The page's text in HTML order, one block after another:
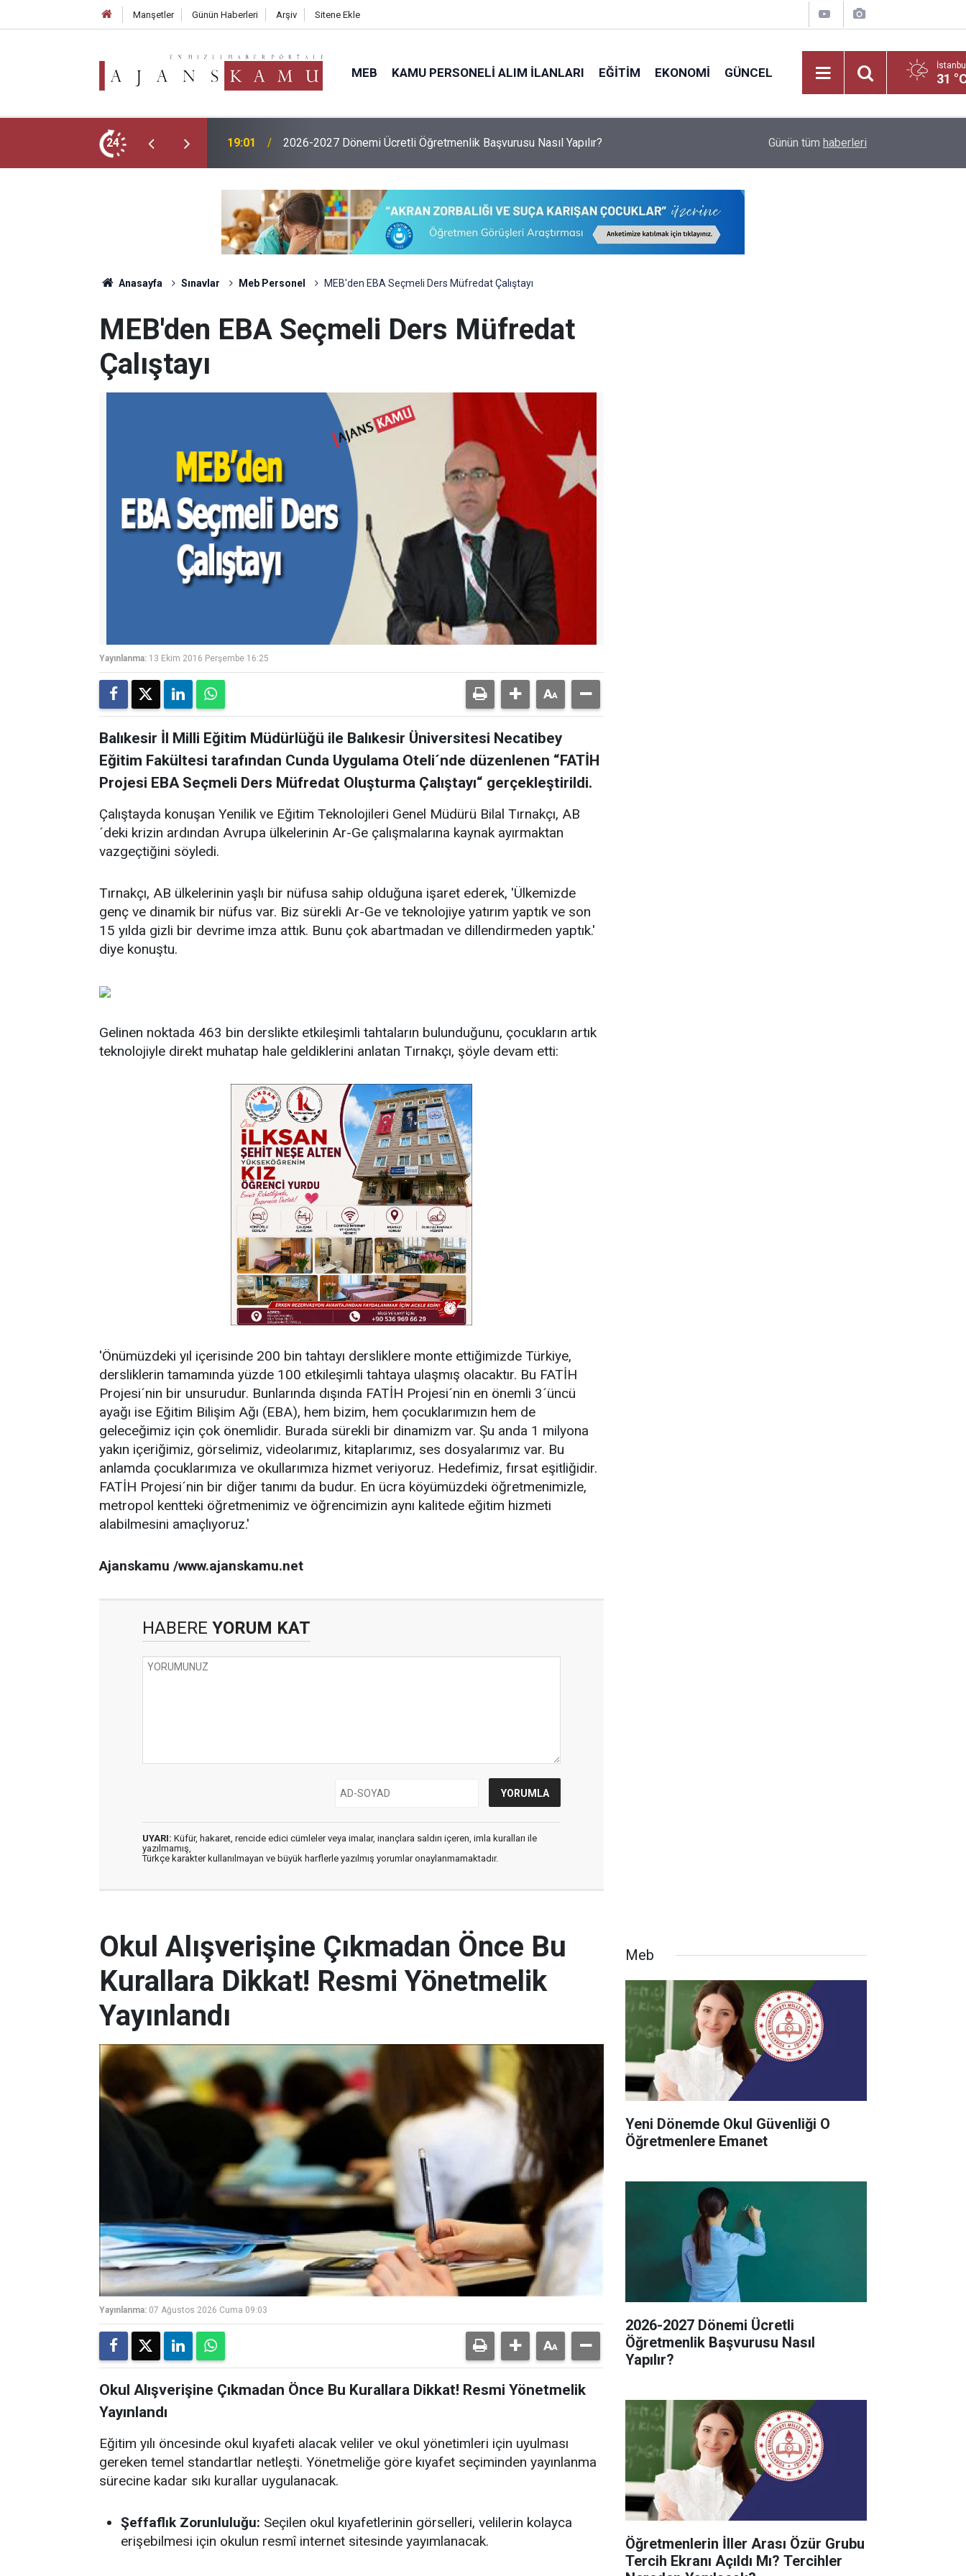
Manşetler Günün Haberleri Arşiv Sitene Ekle
MEB KAMU PERSONELI ALIM İLANLARI EĞITIM EKONOMI GÜNCEL 31
24
Başvurusu Nasıl Yapılır? 17:02
TMO 2026 Sezonu Fındık Alım Fiyatlarını Açıkladı: Giresun 255 TL, Levant
250 TL
Nereden Yapılacak?
Günün tüm haberleri
Anasayfa Sınavlar Meb Personel MEB'den EBA Seçmeli Ders Müfredat Çalıştayı
MEB'den EBA Seçmeli Ders Müfredat
Çalıştayı
Yayınlanma: 13 Ekim 2016 Perşembe 16:25
Balıkesir İl Milli Eğitim Müdürlüğü ile Balıkesir Üniversitesi Necatibey
Eğitim Fakültesi tarafından Cunda Uygulama Oteli´nde düzenlenen “FATİH
Projesi EBA Seçmeli Ders Müfredat Oluşturma Çalıştayı“ gerçekleştirildi.
Çalıştayda konuşan Yenilik ve Eğitim Teknolojileri Genel Müdürü Bilal Tırnakçı, AB
´deki krizin ardından Avrupa ülkelerinin Ar-Ge çalışmalarına kaynak ayırmaktan
vazgeçtiğini söyledi.
Tırnakçı, AB ülkelerinin yaşlı bir nüfusa sahip olduğuna işaret ederek, 'Ülkemizde
genç ve dinamik bir nüfus var. Biz sürekli Ar-Ge ve teknolojiye yatırım yaptık ve son
15 yılda gizli bir devrime imza attık. Bunu çok abartmadan ve dillendirmeden yaptık.'
diye konuştu.
Gelinen noktada 463 bin derslikte etkileşimli tahtaların bulunduğunu, çocukların artık
teknolojiyle direkt muhatap hale geldiklerini anlatan Tırnakçı, şöyle devam etti:
'Önümüzdeki yıl içerisinde 200 bin tahtayı dersliklere monte ettiğimizde Türkiye,
dersliklerin tamamında yüzde 100 etkileşimli tahtaya ulaşmış olacaktır. Bu FATİH
Projesi´nin bir unsurudur. Bunlarında dışında FATİH Projesi´nin en önemli 3´üncü
ayağı ise Eğitim Bilişim Ağı (EBA), hem bizim, hem çocuklarımızın hem de
geleceğimiz için çok önemlidir. Burada sürekli bir dinamizm var. Şu anda 1 milyona
yakın içeriğimiz, görselimiz, videolarımız, kitaplarımız, ses dosyalarımız var. Bu
anlamda çocuklarımıza ve okullarımıza hizmet veriyoruz. Hedefimiz, fırsat eşitliğidir.
FATİH Projesi´nin bir diğer tanımı da budur. En ücra köyümüzdeki öğretmenimizle,
metropol kentteki öğretmenimiz ve öğrencimizin aynı kalitede eğitim hizmeti
alabilmesini amaçlıyoruz.'
Ajanskamu /www.ajanskamu.net
HABERE YORUM KAT
UYARI: Küfür, hakaret, rencide edici cümleler veya imalar, inançlara saldırı içeren, imla kuralları ile
yazılmamış,
Türkçe karakter kullanılmayan ve büyük harflerle yazılmış yorumlar onaylanmamaktadır.
Okul Alışverişine Çıkmadan Önce Bu
Kurallara Dikkat! Resmi Yönetmelik
Yayınlandı
Yayınlanma: 07 Ağustos 2026 Cuma 09:03
Okul Alışverişine Çıkmadan Önce Bu Kurallara Dikkat! Resmi Yönetmelik
Yayınlandı
Eğitim yılı öncesinde okul kıyafeti alacak veliler ve okul yönetimleri için uyulması
gereken temel standartlar netleşti. Yönetmeliğe göre kıyafet seçiminden yayınlanma
sürecine kadar sıkı kurallar uygulanacak.
Şeffaflık Zorunluluğu: Seçilen okul kıyafetlerinin görselleri, velilerin kolayca
erişebilmesi için okulun resmî internet sitesinde yayımlanacak.
Meb
Yeni Dönemde Okul Güvenliği O
Öğretmenlere Emanet
2026-2027 Dönemi Ücretli
Öğretmenlik Başvurusu Nasıl
Yapılır?
Öğretmenlerin İller Arası Özür Grubu
Tercih Ekranı Açıldı Mı? Tercihler